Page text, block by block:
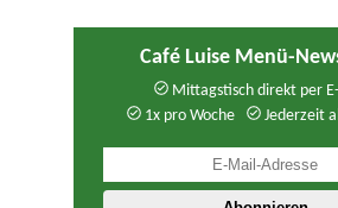
Café Luise Menü-
Mittagstisch direkt per
1x pro Woche
Jederzeit